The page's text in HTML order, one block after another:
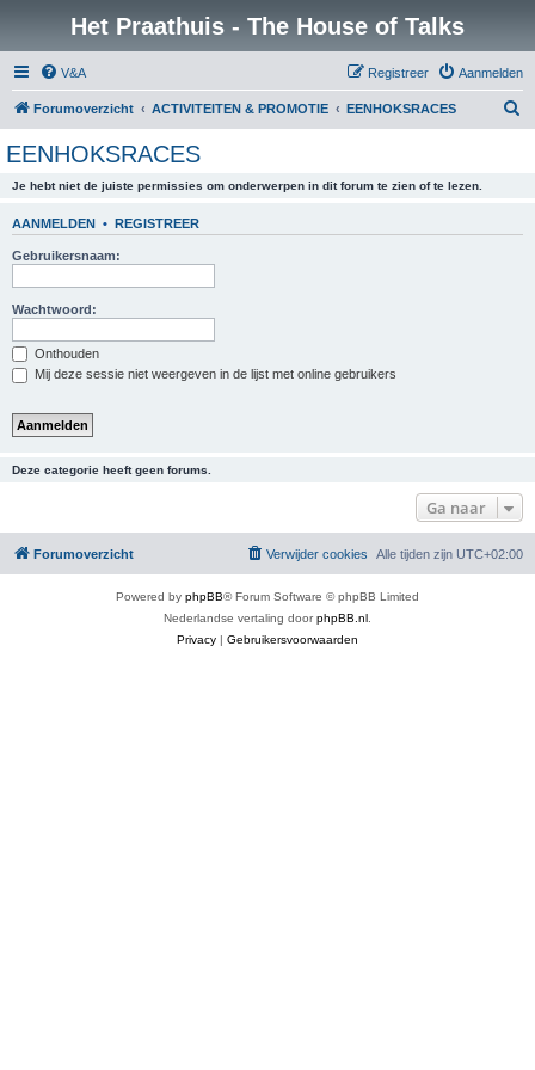
Het Praathuis - The House of Talks
V&A Aanmelden
Registreer
Forumoverzicht ACTIVITEITEN & PROMOTIE EENHOKSRACES
EENHOKSRACES
Je hebt niet de juiste permissies om onderwerpen in dit forum te zien of te lezen.
AANMELDEN • REGISTREER
Gebruikersnaam:
Wachtwoord:
Onthouden
Mij deze sessie niet weergeven in de lijst met online gebruikers
Deze categorie heeft geen forums.
Ga naar
Forumoverzicht Alle tijden zijn UTC+02:00
Verwijder cookies
Powered by phpBB® Forum Software © phpBB Limited
Nederlandse vertaling doorphpBB.nl
Privacy | Gebruikersvoorwaarden